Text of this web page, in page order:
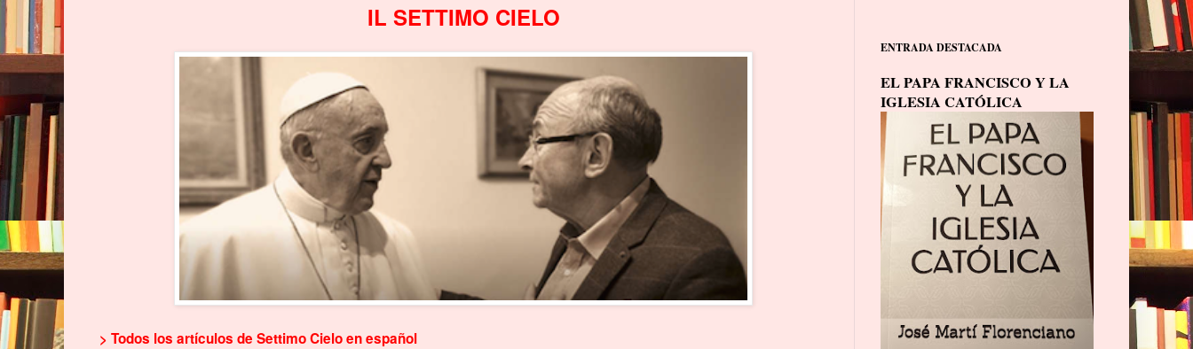
IL SETTIMO CIELO
> Todos los artículos de Settimo Cielo en español
ENTRADA DESTACADA
EL PAPA FRANCISCO Y LA
IGLESIA CATÓLICA